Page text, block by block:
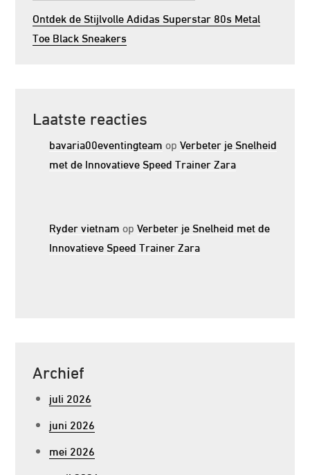
Ontdek de Stijlvolle Adidas Superstar 80s Metal
Toe Black Sneakers
Laatste reacties
bavaria00eventingteam opVerbeter je Snelheid
met de Innovatieve Speed Trainer Zara
Ryder vietnam opVerbeter je Snelheid met de
Innovatieve Speed Trainer Zara
Archief
juli 2026
juni 2026
mei 2026